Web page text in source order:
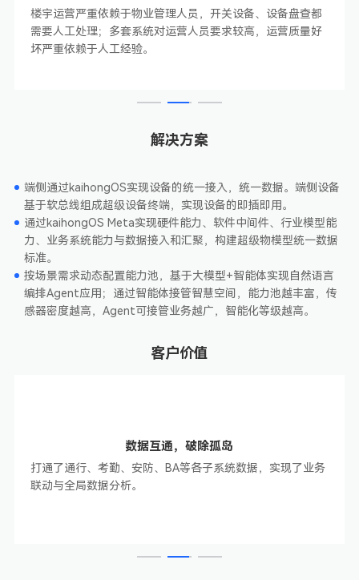
楼宇运营严重依赖于物业管理人员，开关设备、设备盘查都
需要人工处理；多套系统对运营人员要求较高，运营质量好
坏严重依赖于人工经验。
解决方案
端侧通过kaihongOS实现设备的统一接入，统一数据。端侧设备
基于软总线组成超级设备终端，实现设备的即插即用。
通过kaihongOS Meta实现硬件能力、软件中间件、行业模型能
力、业务系统能力与数据接入和汇聚，构建超级物模型统一数据
标准。
按场景需求动态配置能力池，基于大模型+智能体实现自然语言
编排Agent应用；通过智能体接管智慧空间，能力池越丰富，传
感器密度越高，Agent可接管业务越广，智能化等级越高。
客户价值
数据互通，破除孤岛
打通了通行、考勤、安防、BA等各子系统数据，实现了业务
联动与全局数据分析。